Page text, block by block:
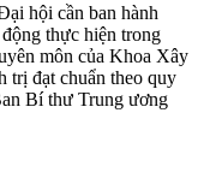
hội cần ban hành
thực hiện trong
môn của Khoa Xây
trị đạt chuẩn theo quy
Bí thư Trung ương